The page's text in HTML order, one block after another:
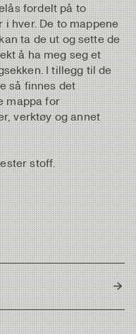
fordelt på to
i hver. De to mappene
ta de ut og sette de
å ha meg seg et
I tillegg til de
så finnes det
mappa for
verktøy og annet
stoff.
China